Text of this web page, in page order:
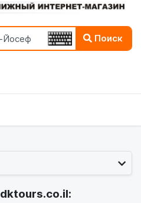
Поиск
dktours.co.il: